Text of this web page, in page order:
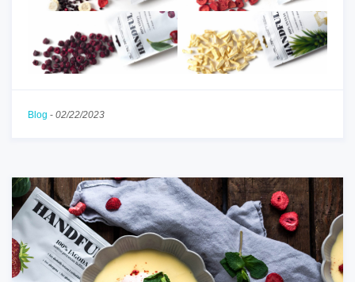
Blog - 02/22/2023